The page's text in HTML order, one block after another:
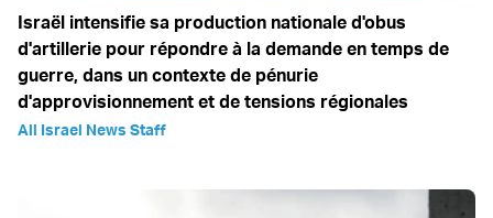
Israël intensifie sa production nationale d'obus
d'artillerie pour répondre à la demande en temps de
guerre, dans un contexte de pénurie
d'approvisionnement et de tensions régionales
All Israel News Staff